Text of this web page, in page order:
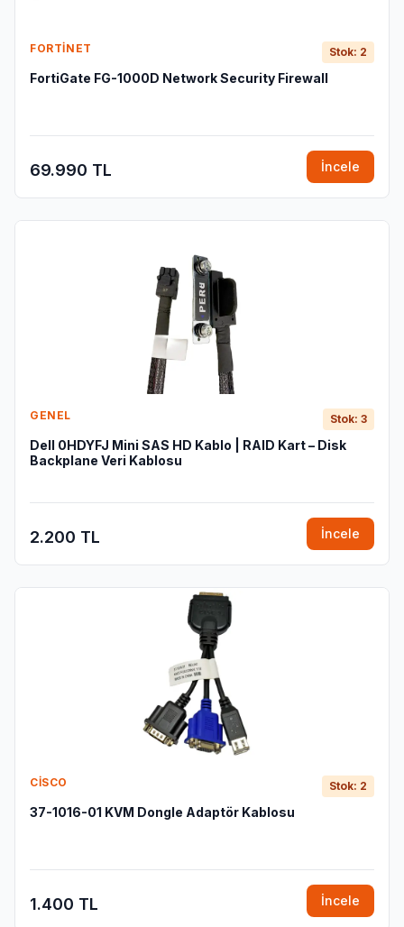
FORTINET Stok: 2
FortiGate FG-1000D Network Security Firewall
69.990 TL İncele
GENEL Stok: 3
Dell 0HDYFJ Mini SAS HD Kablo | RAID Kart – Disk
Backplane Veri Kablosu
2.200 TL İncele
CISCO Stok: 2
37-1016-01 KVM Dongle Adaptör Kablosu
1.400 TL İncele